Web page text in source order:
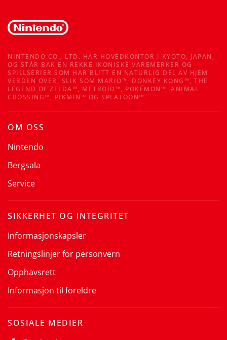
NINTENDO CO., LTD. HAR HOVEDKONTOR I KYOTO, JAPAN,
OG STÅR BAK EN REKKE IKONISKE VAREMERKER OG
SPILLSERIER SOM HAR BLITT EN NATURLIG DEL AV HJEM
VERDEN OVER, SLIK SOM MARIO™, DONKEY KONG™, THE
LEGEND OF ZELDA™, METROID™, POKÉMON™, ANIMAL
CROSSING™, PIKMIN™ OG SPLATOON™.
OM OSS
Nintendo
Bergsala
Service
SIKKERHET OG INTEGRITET
Informasjonskapsler
Retningslinjer for personvern
Opphavsrett
Informasjon til foreldre
SOSIALE MEDIER